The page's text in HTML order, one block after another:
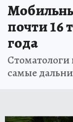
почти 16
года
самые